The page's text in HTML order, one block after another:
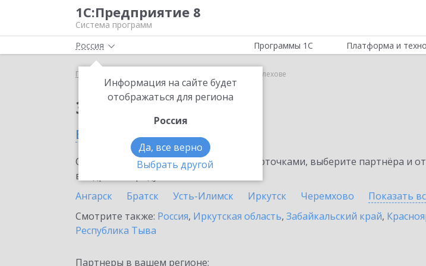
1С:Предприятие 8
Система программ
Россия
Информация на сайте будет
отображаться для региона
Россия
Да, все верно
Выбрать другой
Программы 1С Платформа и
Главная 1С-ЭДО в Шелехове
Заказать 1С-ЭДО
в Шелехове
Ознакомьтесь с информационными карточками, выберите партнёра и
внедрение продукта.
Ангарск
Братск Усть-Илимск Иркутск Черемхово Показать
Смотрите также: Россия, Иркутская область, Забайкальский край,
Республика Тыва
Партнеры в вашем регионе: